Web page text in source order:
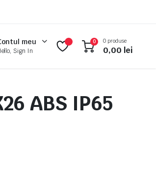
meu
Sign In
0 0 produse
0,00 lei
ABS IP65